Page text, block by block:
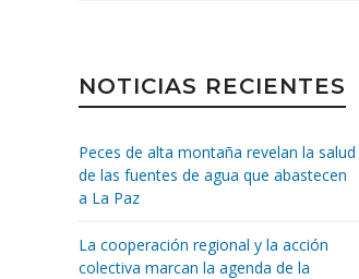
NOTICIAS RECIENTES
Peces de alta montaña revelan la salud
de las fuentes de agua que abastecen
a La Paz
La cooperación regional y la acción
colectiva marcan la agenda de la